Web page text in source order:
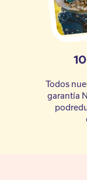
Todos
garantía